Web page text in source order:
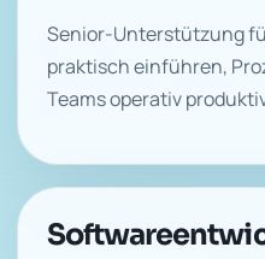
Senior-Unterstützung
praktisch einführen,
Teams operativ